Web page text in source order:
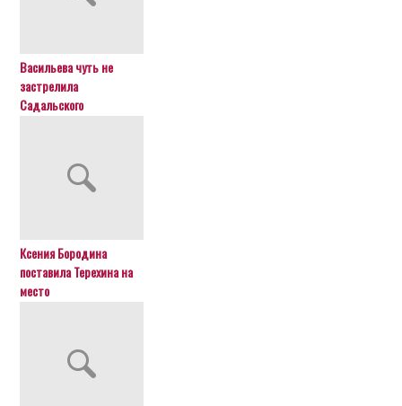
Васильева чуть не
застрелила
Садальского
Ксения Бородина
поставила Терехина на
место